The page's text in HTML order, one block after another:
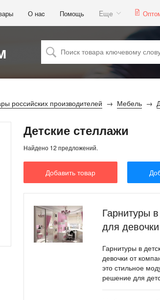
О наc Помощь Eще
российских производителей Мебель
Детские стеллажи
Найдено 12 предложений.
Добавить товар
Гарнитуры
для девочки
Гарнитуры в
девочки от
это стильное
решение для